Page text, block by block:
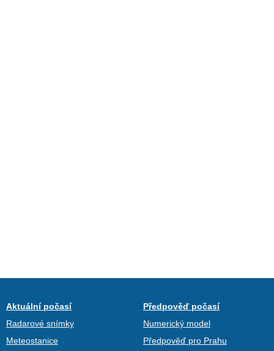
Aktuální počasí
Radarové snímky
Meteostanice
Předpověď počasí
Numerický model
Předpověď pro Prahu